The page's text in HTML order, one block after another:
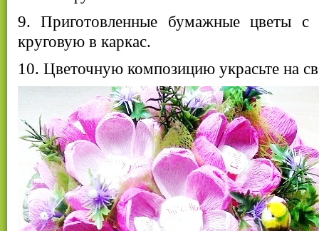
9. Приготовленные бумажные цветы с
круговую в каркас.
10. Цветочную композицию украсьте на